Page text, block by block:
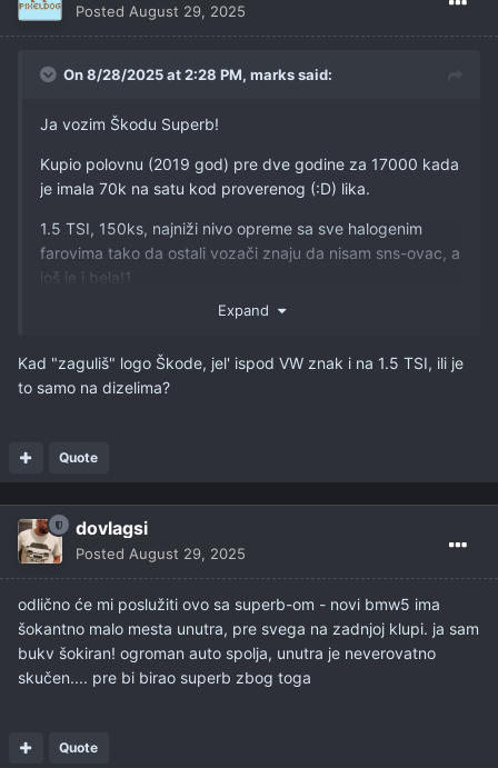
Posted August 29, 2025
On 8/28/2025 at 2:28 PM, markssaid:
Ja vozim Škodu Superb!
Kupio polovnu (2019 god) pre dve godine za 17000 kada
je imala 70k na satu kod proverenog (:D) lika.
1.5 TSI, 150ks, najniži nivo opreme sa sve halogenim
farovima tako da ostali vozači znaju da nisam sns-ovac, a
još je i bela!1
Razmišljao između C5 Aircrossa, 5008 i Mondea ali gepek
dohvate prednje sedište je presudio!
Expand
Kad "zaguliš" logo Škode, jel' ispod VW znak i na 1.5 TSI, ili je
to samo na dizelima?
Quote
dovlagsi
Posted August 29, 2025
odlično će mi poslužiti ovo sa superb-om - novi bmw5 ima
šokantno malo mesta unutra, pre svega na zadnjoj klupi. ja sam
bukv šokiran! ogroman auto spolja, unutra je neverovatno
skučen.... pre bi birao superb zbog toga
Quote